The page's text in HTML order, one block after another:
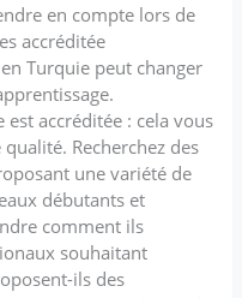
en compte lors de
accréditée
Turquie peut changer
est accréditée : cela vous
Recherchez des
une variété de
débutants et
comment ils
souhaitant
ils des